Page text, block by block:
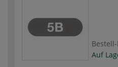
Auf